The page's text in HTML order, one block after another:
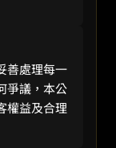
善處理每一
爭議，本公
權益及合理